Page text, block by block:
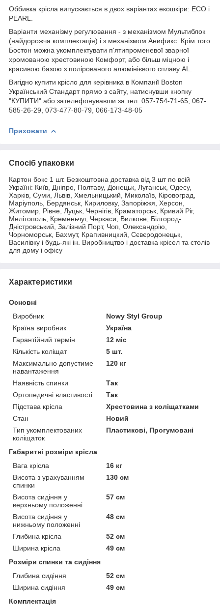
Оббивка крісла випускається в двох варіантах екошкіри: ECO і
PEARL.
Варіанти механізму регулювання - з механізмом Мультиблок
(найдорожча комплектація) і з механізмом Анификс. Крім того
Бостон можна укомплектувати п'ятипроменевої зварної
хромованою хрестовиною Комфорт, або більш міцною і
красивою базою з полірованого алюмінієвого сплаву AL.
Вигідно купити крісло для керівника в Компанії Boston
Український Стандарт прямо з сайту, натиснувши кнопку
"КУПИТИ" або зателефонувавши за тел. 057-754-71-65, 067-
585-26-29, 073-477-80-79, 066-173-48-05
Приховати
Спосіб упаковки
Картон бокс 1 шт. Безкоштовна доставка від 3 шт по всій
Україні: Київ, Дніпро, Полтаву, Донецьк, Луганськ, Одесу,
Харків, Суми, Львів, Хмельницький, Миколаїв, Кіровоград,
Маріуполь, Бердянськ, Кириловку, Запоріжжя, Херсон,
Житомир, Рівне, Луцьк, Чернігів, Краматорськ, Кривий Ріг,
Мелітополь, Кременьчуг, Черкаси, Вилкове, Білгород-
Дністровський, Залізний Порт, Чоп, Олександрію,
Чорноморськ, Бахмут, Крапивницкий, Сєвєродонецьк,
Василівку і будь-які ін. Виробництво і доставка крісел та столів
для дому і офісу
Характеристики
Основні
Виробник
Nowy Styl Group
Країна виробник
Україна
Гарантійний термін
12 міс
Кількість коліщат
5 шт.
Максимально допустиме
навантаження
120 кг
Наявність спинки
Так
Ортопедичні властивості
Так
Підстава крісла
Хрестовина з коліщатками
Стан
Новий
Тип укомплектованих
коліщаток
Пластикові, Прогумовані
Габаритні розміри крісла
Вага крісла
16 кг
Висота з урахуванням
спинки
130 см
Висота сидіння у
верхньому положенні
57 см
Висота сидіння у
нижньому положенні
48 см
Глибина крісла
52 см
Ширина крісла
49 см
Розміри спинки та сидіння
Глибина сидіння
52 см
Ширина сидіння
49 см
Комплектація